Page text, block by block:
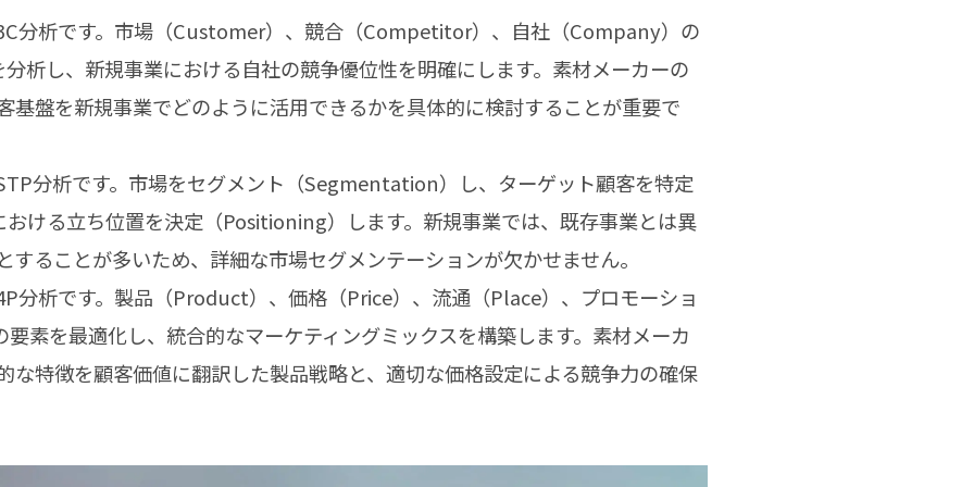
分析です。市場（Customer）、競合（Competitor）、自社（Company）の
析し、新規事業における自社の競争優位性を明確にします。素材メーカーの
基盤を新規事業でどのように活用できるかを具体的に検討することが重要で
分析です。市場をセグメント（Segmentation）し、ターゲット顧客を特定
ける立ち位置を決定（Positioning）します。新規事業では、既存事業とは異
することが多いため、詳細な市場セグメンテーションが欠かせません。
分析です。製品（Product）、価格（Price）、流通（Place）、プロモーショ
素を最適化し、統合的なマーケティングミックスを構築します。素材メーカ
な特徴を顧客価値に翻訳した製品戦略と、適切な価格設定による競争力の確保